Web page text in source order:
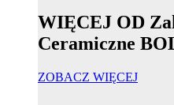
WIĘCEJ OD
Ceramiczne
ZOBACZ WIĘCEJ